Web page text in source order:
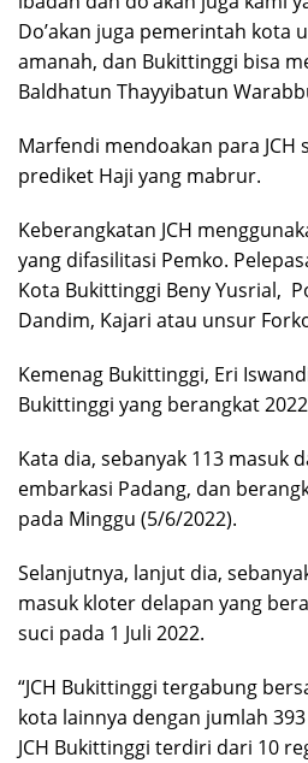
Do’akan juga pemerintah kota
amanah, dan Bukittinggi bisa
Baldhatun Thayyibatun
Marfendi mendoakan para JCH
prediket Haji yang mabrur.
Keberangkatan JCH
yang difasilitasi Pemko.
Kota Bukittinggi Beny Yusrial,
Dandim, Kajari atau unsur
Kemenag Bukittinggi, Eri
Bukittinggi yang berangkat
Kata dia, sebanyak 113 masuk
embarkasi Padang, dan
pada Minggu (5/6/2022).
Selanjutnya, lanjut dia,
masuk kloter delapan yang
suci pada 1 Juli 2022.
“JCH Bukittinggi tergabung
kota lainnya dengan jumlah
JCH Bukittinggi terdiri dari 10